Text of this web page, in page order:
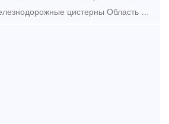
Предлагаем Вам Железнодорожные цистерны Область применения в различных сферах: - хранение жидких удобрений - хранение различных нефтепродуктов - хранение воды - использование как пожарные рез